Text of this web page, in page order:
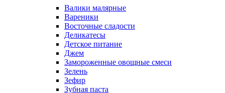
Валики малярные
Вареники
Восточные сладости
Деликатесы
Детское питание
Джем
Замороженные овощные смеси
Зелень
Зефир
Зубная паста